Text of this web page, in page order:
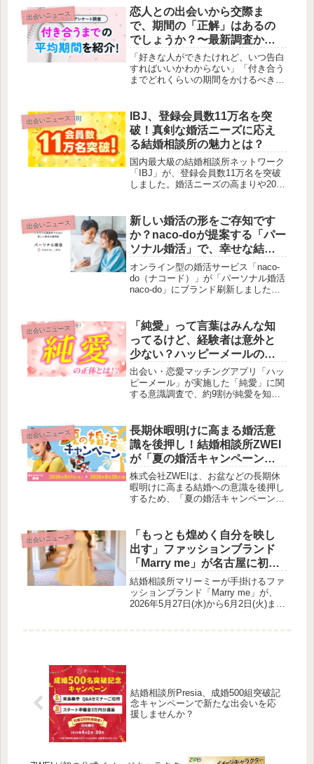
出会いニュース
恋人との出会いから交際ま
で、期間の「正解」はあるの
でしょうか？〜最新調査から
見えてくる現代の恋愛観〜
「好きな人ができたけれど、いつ告白
すればいいかわからない」「付き合う
までどれくらいの期間をかけるべきか
員数3,500万を誇る出会い・恋愛マッ
チングアプリ「ハッピーメール」が実
施した調査では、交際経験のある成人
男女200人を対象に、「付き合うまで
の期間」に関する興味深いデータが明
らかになりました。本記事では、その
調査結果を詳しくご紹介し、現代の恋
愛における交際開始までの期間や、恋
察していきます。
出会いニュース
IBJ、登録会員数11万名を突
破！真剣な婚活ニーズに応え
る結婚相談所の魅力とは？
国内最大級の結婚相談所ネットワーク
「IBJ」が、登録会員数11万名を突破
しました。婚活ニーズの高まりや20代
会員向け優待サービスや記念キャンペ
ーンについて、賢作がご紹介します。
出会いニュース
新しい婚活の形をご存知です
か？naco-doが提案する「パー
ソナル婚活」で、幸せな結婚
生活への道を探る
オンライン型の婚活サービス「naco-
do（ナコード）」が「パーソナル婚活
naco-do」にブランド刷新しました。
個人の価値観に寄り添い、幸せな結婚
生活から逆算したお相手探しをサポー
トする新しい婚活のかたちを提唱して
います。
出会いニュース
「純愛」って言葉はみんな知
ってるけど、経験者は意外と
少ない？ハッピーメールの調
査でわかった「純愛」のリア
ル！
出会い・恋愛マッチングアプリ「ハッ
ピーメール」が実施した「純愛」に関
する意識調査で、約9割が純愛を知
らかになりました。多くの人が考える
「純愛」の特徴や、実際に純愛だと感
じた瞬間を深掘りします。
出会いニュース
長期休暇明けに高まる婚活意
識を後押し！結婚相談所ZWEI
が「夏の婚活キャンペーン」
を実施
株式会社ZWEIは、お盆などの長期休
暇明けに高まる結婚への意識を後押し
するため、「夏の婚活キャンペーン」
対象に総額51,700円相当の特典を提供
し、出会いの機会を広げる支援を行い
ます。
出会いニュース
「もっとも煌めく自分を映し
出す」ファッションブランド
「Marry me」が名古屋に初上
陸！ 植草れいあ氏との写真撮
影も楽しめるポップアップス
トア開催
結婚相談所マリーミーが手掛けるファ
ッションブランド「Marry me」が、
2026年5月27日(水)から6月2日(火)ま
し、購入者限定で写真撮影も可能で
す。
結婚相談所Presia、成婚500組突破記
念キャンペーンで新たな出会いを応
援しませんか？